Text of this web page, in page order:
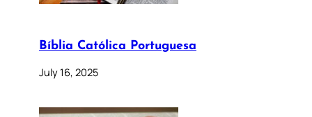
Bíblia Católica Portuguesa
July 16, 2025